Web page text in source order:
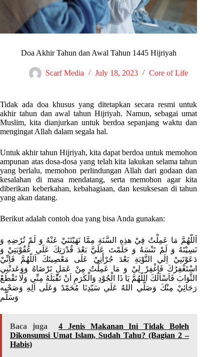
Doa Akhir Tahun dan Awal Tahun 1445 Hijriyah
Scarf Media July 18, 2023 Core of Life
Tidak ada doa khusus yang ditetapkan secara resmi untuk
akhir tahun dan awal tahun Hijriyah. Namun, sebagai umat
Muslim, kita dianjurkan untuk berdoa sepanjang waktu dan
mengingat Allah dalam segala hal.
Untuk akhir tahun Hijriyah, kita dapat berdoa untuk memohon
ampunan atas dosa-dosa yang telah kita lakukan selama tahun
yang berlalu, memohon perlindungan Allah dari godaan dan
kesalahan di masa mendatang, serta memohon agar kita
diberikan keberkahan, kebahagiaan, dan kesuksesan di tahun
yang akan datang.
Berikut adalah contoh doa yang bisa Anda gunakan:
اَللّهُمَّ مَا عَمِلْتُ فِيْ هذِهِ السَّنَةِ مِمَّا نَهَيْتَنَيْ عَنْهُ وَ لَمْ تُرُضِهِ وَ
نَسِيْتَهُ وَ لَمْ تَنْسَهُ وَ حَلَمْتَ عَلَيَّ بَعْدَ قُدْرَتِكَ عَلَي عُقُوْبَتِيْ وَ
دَعَوْتَنِيْ اِلَي التَّوْبَةِ بَعْدَ جُرْأَتِيْ عَلَى مَعْصِيتَكَ اَللّهُمَّ فَاِنِّيْ
اسْتَغْفِرُكَ فَاغْفِرْ لِيْ وَ مَا عَمِلْتُ مِنْ عَمَلٍ تَرْضَاهُ وَوَعَدتْنِي
الثَّوَابَ فَاَسْاَلُكَ اللّهُمَّ يَا ذَا الْجُوْدِ وَالْكَرَمِ اَنْ تَقْبَلَهُ مِنِّي وَلَا تَقْطَعْ
رَجَائِيْ مِنْكَ وَصَلَّي اللهُ عَلَي سَيّدِنَا مُحَمّدً وَعَلَى اَلِهِ وَصَحْبِه
وَسَلَّم
Baca juga
4 Jenis Makanan Ini Tidak Boleh
Dikonsumsi Umat Islam, Sudah Tahu? (Bagian 2 –
Habis)